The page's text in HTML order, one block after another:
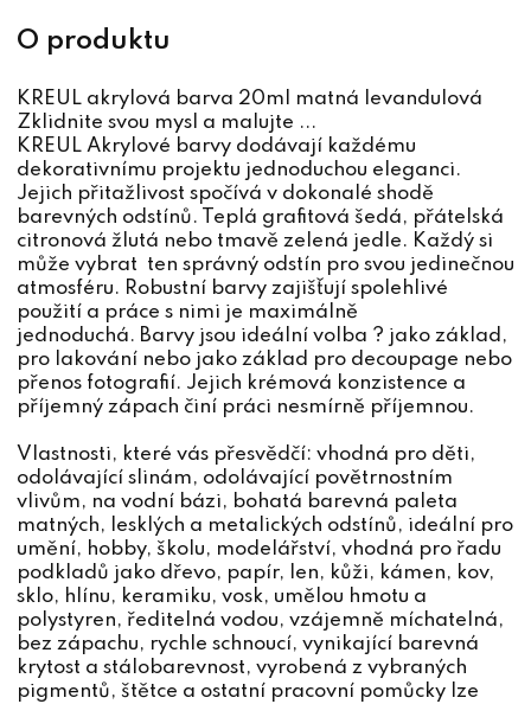
KREUL akrylová barva 20ml matná levandulová
Zklidnite svou mysl a malujte ...
KREUL Akrylové barvy dodávají každému
dekorativnímu projektu jednoduchou eleganci.
Jejich přitažlivost spočívá v dokonalé shodě
barevných odstínů. Teplá grafitová šedá, přátelská
citronová žlutá nebo tmavě zelená jedle. Každý si
může vybrat ten správný odstín pro svou jedinečnou
atmosféru. Robustní barvy zajišťují spolehlivé
použití a práce s nimi je maximálně
jednoduchá. Barvy jsou ideální volba ? jako základ,
pro lakování nebo jako základ pro decoupage nebo
přenos fotografií. Jejich krémová konzistence a
příjemný zápach činí práci nesmírně příjemnou.
Vlastnosti, které vás přesvědčí: vhodná pro děti,
odolávající slinám, odolávající povětrnostním
vlivům, na vodní bázi, bohatá barevná paleta
matných, lesklých a metalických odstínů, ideální pro
umění, hobby, školu, modelářství, vhodná pro řadu
podkladů jako dřevo, papír, len, kůži, kámen, kov,
sklo, hlínu, keramiku, vosk, umělou hmotu a
polystyren, ředitelná vodou, vzájemně míchatelná,
bez zápachu, rychle schnoucí, vynikající barevná
krytost a stálobarevnost, vyrobená z vybraných
pigmentů, štětce a ostatní pracovní pomůcky lze